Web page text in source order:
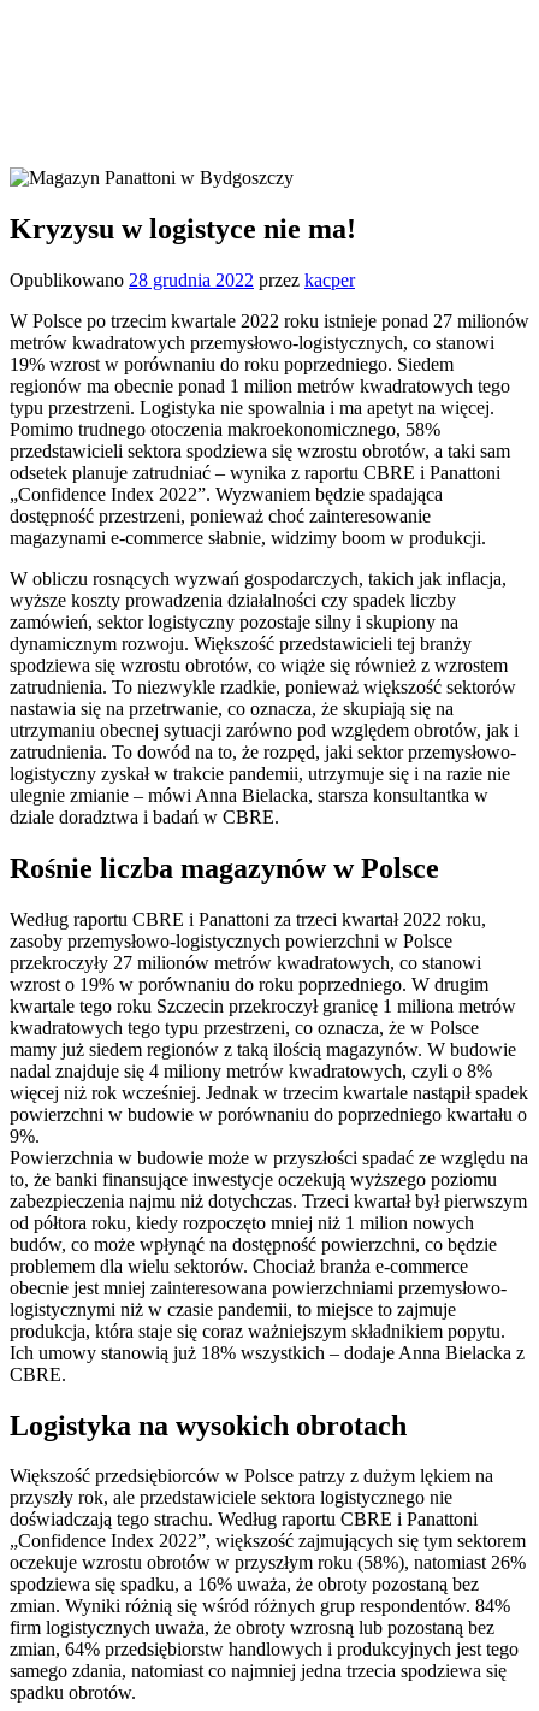
Kryzysu w logistyce nie ma!
Opublikowano 28 grudnia 2022 przez kacper
W Polsce po trzecim kwartale 2022 roku istnieje ponad 27 milionów
metrów kwadratowych przemysłowo-logistycznych, co stanowi
19% wzrost w porównaniu do roku poprzedniego. Siedem
regionów ma obecnie ponad 1 milion metrów kwadratowych tego
typu przestrzeni. Logistyka nie spowalnia i ma apetyt na więcej.
Pomimo trudnego otoczenia makroekonomicznego, 58%
przedstawicieli sektora spodziewa się wzrostu obrotów, a taki sam
odsetek planuje zatrudniać – wynika z raportu CBRE i Panattoni
„Confidence Index 2022”. Wyzwaniem będzie spadająca
dostępność przestrzeni, ponieważ choć zainteresowanie
magazynami e-commerce słabnie, widzimy boom w produkcji.
W obliczu rosnących wyzwań gospodarczych, takich jak inflacja,
wyższe koszty prowadzenia działalności czy spadek liczby
zamówień, sektor logistyczny pozostaje silny i skupiony na
dynamicznym rozwoju. Większość przedstawicieli tej branży
spodziewa się wzrostu obrotów, co wiąże się również z wzrostem
zatrudnienia. To niezwykle rzadkie, ponieważ większość sektorów
nastawia się na przetrwanie, co oznacza, że skupiają się na
utrzymaniu obecnej sytuacji zarówno pod względem obrotów, jak i
zatrudnienia. To dowód na to, że rozpęd, jaki sektor przemysłowo-
logistyczny zyskał w trakcie pandemii, utrzymuje się i na razie nie
ulegnie zmianie – mówi Anna Bielacka, starsza konsultantka w
dziale doradztwa i badań w CBRE.
Rośnie liczba magazynów w Polsce
Według raportu CBRE i Panattoni za trzeci kwartał 2022 roku,
zasoby przemysłowo-logistycznych powierzchni w Polsce
przekroczyły 27 milionów metrów kwadratowych, co stanowi
wzrost o 19% w porównaniu do roku poprzedniego. W drugim
kwartale tego roku Szczecin przekroczył granicę 1 miliona metrów
kwadratowych tego typu przestrzeni, co oznacza, że w Polsce
mamy już siedem regionów z taką ilością magazynów. W budowie
nadal znajduje się 4 miliony metrów kwadratowych, czyli o 8%
więcej niż rok wcześniej. Jednak w trzecim kwartale nastąpił spadek
powierzchni w budowie w porównaniu do poprzedniego kwartału o
9%.
Powierzchnia w budowie może w przyszłości spadać ze względu na
to, że banki finansujące inwestycje oczekują wyższego poziomu
zabezpieczenia najmu niż dotychczas. Trzeci kwartał był pierwszym
od półtora roku, kiedy rozpoczęto mniej niż 1 milion nowych
budów, co może wpłynąć na dostępność powierzchni, co będzie
problemem dla wielu sektorów. Chociaż branża e-commerce
obecnie jest mniej zainteresowana powierzchniami przemysłowo-
logistycznymi niż w czasie pandemii, to miejsce to zajmuje
produkcja, która staje się coraz ważniejszym składnikiem popytu.
Ich umowy stanowią już 18% wszystkich – dodaje Anna Bielacka z
CBRE.
Logistyka na wysokich obrotach
Większość przedsiębiorców w Polsce patrzy z dużym lękiem na
przyszły rok, ale przedstawiciele sektora logistycznego nie
doświadczają tego strachu. Według raportu CBRE i Panattoni
„Confidence Index 2022”, większość zajmujących się tym sektorem
oczekuje wzrostu obrotów w przyszłym roku (58%), natomiast 26%
spodziewa się spadku, a 16% uważa, że obroty pozostaną bez
zmian. Wyniki różnią się wśród różnych grup respondentów. 84%
firm logistycznych uważa, że obroty wzrosną lub pozostaną bez
zmian, 64% przedsiębiorstw handlowych i produkcyjnych jest tego
samego zdania, natomiast co najmniej jedna trzecia spodziewa się
spadku obrotów.